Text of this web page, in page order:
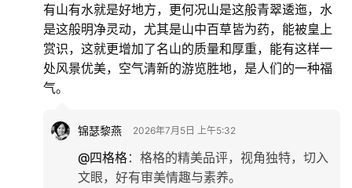
有山有水就是好地方，更何况山是这般青翠逶迤，水
是这般明净灵动，尤其是山中百草皆为药，能被皇上
赏识，这就更增加了名山的质量和厚重，能有这样一
处风景优美，空气清新的游览胜地，是人们的一种福
气。
锦瑟黎燕 2026年7月5日 上午5:32
@四格格： 格格的精美品评，视角独特，切入
文眼，好有审美情趣与素养。